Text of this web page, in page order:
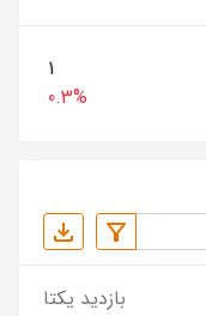
1
0.3%
بازدید یکتا